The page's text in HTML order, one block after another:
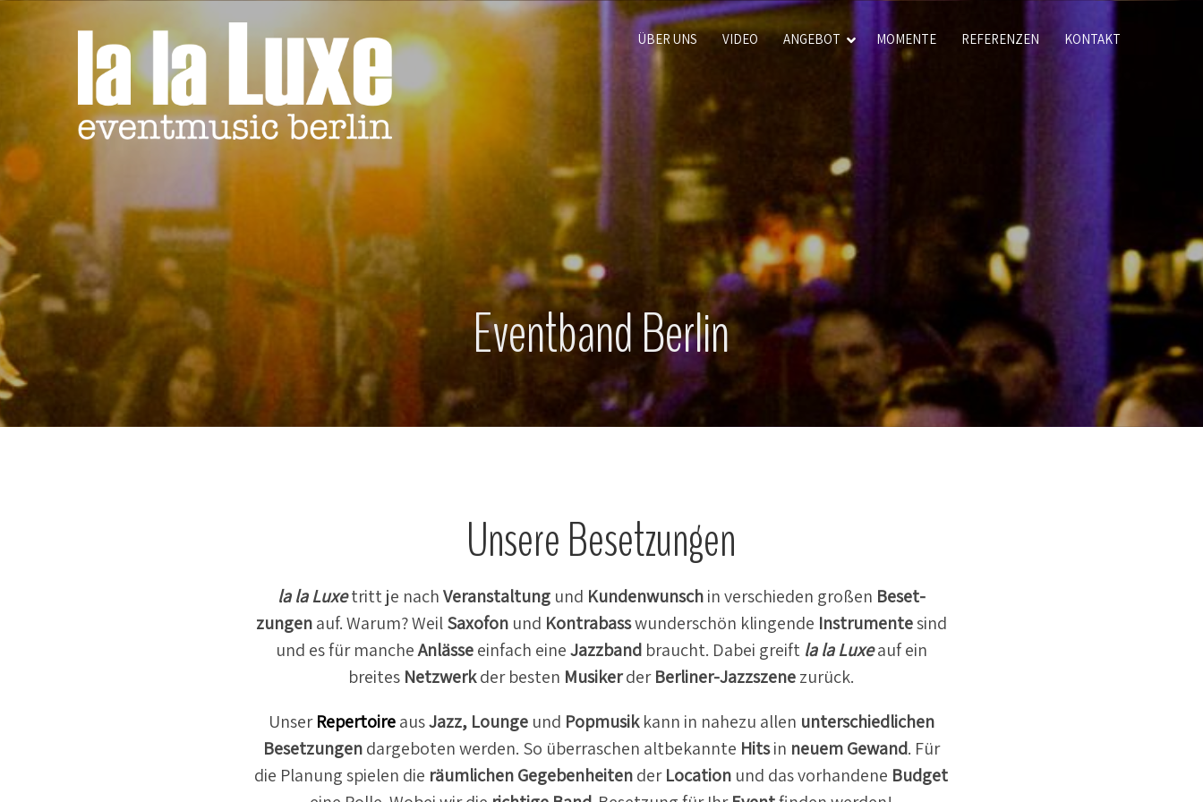
ÜBER UNS VIDEO ANGEBOT MOMENTE REFERENZEN KONTAKT
Eventband Berlin
Unsere Beset­zungen
la la Luxetritt je nachVeran­staltung und Kunden­wunschin verschieden großen Beset­
zungenauf. Warum? WeilSaxofonund Kontrabasswunder­schön klingende Instru­mentesind
und es für mancheAnlässeeinfach eineJazzbandbraucht. Dabei greift la la Luxeauf ein
breites Netzwerkder besten MusikerderBerliner-Jazzszenezurück.
UnserReper­toireausJazz, Loungeund Popmusikkann in nahezu allen unter­schied­lichen
Beset­zungendarge­boten werden. So überra­schen altbe­kannte Hitsin neuem Gewand. Für
die Planung spielen die räumlichen Gegeben­heitenderLocation und das vorhandene Budget